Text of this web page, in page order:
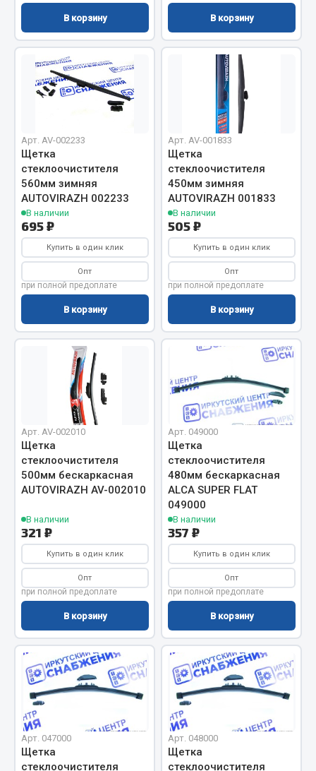
Технические жидкости
Весь раздел
МЕТИЗЫ
Гайки
Кольца стопорные
Пресс-масленки
Пробки
Пружины
Хомуты
Показать ещё
Весь раздел
Адаптеры и переходники
Трубки, муфты, гайки
Угольники
Фитинги
Штуцеры
Весь раздел
Инструмент
Автомобильный инструмент
Измерительный инструмент
Крепежный инструмент
Режущий инструмент
Силовое оборудование
Слесарный инструмент
Столярный инструмент
Показать ещё
В корзину В корзину
Арт. AV-002233
Щетка
стеклоочистителя
560мм зимняя
AUTOVIRAZH 002233
В наличии
695 ₽
Купить в один клик
Опт
при полной предоплате
В корзину
Арт. AV-001833
Щетка
стеклоочистителя
450мм зимняя
AUTOVIRAZH 001833
В наличии
505 ₽
Купить в один клик
Опт
при полной предоплате
В корзину
Арт. AV-002010
Щетка
стеклоочистителя
500мм бескаркасная
AUTOVIRAZH AV-002010
В наличии
321 ₽
Купить в один клик
Опт
при полной предоплате
В корзину
Арт. 049000
Щетка
стеклоочистителя
480мм бескаркасная
ALCA SUPER FLAT
049000
В наличии
357 ₽
Купить в один клик
Опт
при полной предоплате
В корзину
Арт. 047000
Щетка
стеклоочистителя
Арт. 048000
Щетка
стеклоочистителя